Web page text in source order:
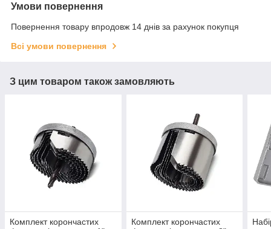
Умови повернення
Повернення товару впродовж 14 днів за рахунок покупця
Всі умови повернення
З цим товаром також замовляють
Комплект корончастих
Комплект корончастих